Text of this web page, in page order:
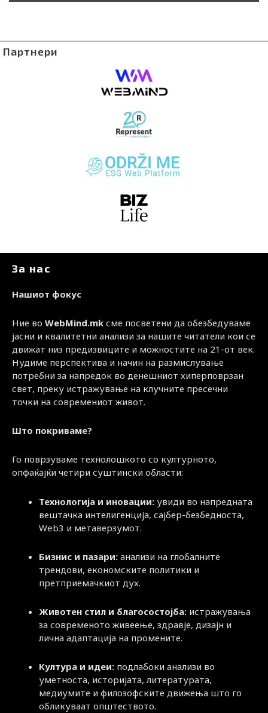
Партнери
За нас
Нашиот фокус
Ние во WebMind.mk сме посветени да обезбедуваме
јасни и квалитетни анализи за нашите читатели кои се
движат низ предизвиците и можностите на 21-от век.
Нудиме перспектива и начин на размислување
потребни за напредок во денешниот хиперповрзан
свет, преку истражување на клучните пресечни
точки на современиот живот.
Што покриваме?
Го поврзуваме технолошкото со културното,
опфаќајќи четири суштински области:
Технологија и иновации: увиди во напредната
вештачка интелигенција, сајбер-безбедноста,
Web3 и метаверзумот.
Бизнис и пазари: анализи на глобалните
трендови, економските политики и
претприемачкиот дух.
Животен стил и благосостојба: истражувања
за современото живеење, здравје, дизајн и
лична адаптација на промените.
Култура и идеи: подлабоки анализи во
уметноста, историјата, литературата,
медиумите и филозофските движења што го
обликуваат општеството.